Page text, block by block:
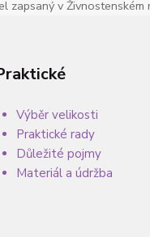
zapsaný v
Výběr velikosti
Praktické rady
Důležité pojmy
Materiál a údržba